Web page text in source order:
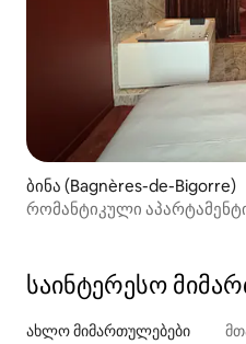
ბინა (Bagnères-de-Bigorre)
რომანტიკული
საინტერესო
ახლო მიმართულებები